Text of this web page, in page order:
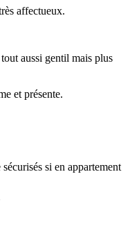
affectueux.
aussi gentil mais plus
et présente.
si en appartement